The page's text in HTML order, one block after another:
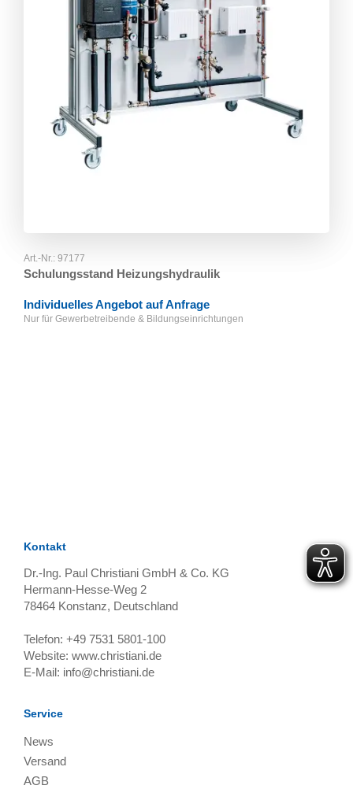
Art.-Nr.: 97177
Schulungsstand Heizungshydraulik
Individuelles Angebot auf Anfrage
Nur für Gewerbetreibende & Bildungseinrichtungen
Kontakt
Dr.-Ing. Paul Christiani GmbH & Co. KG
Hermann-Hesse-Weg 2
78464 Konstanz, Deutschland
Telefon: +49 7531 5801-100
Website: www.christiani.de
E-Mail: info@christiani.de
Service
News
Versand
AGB